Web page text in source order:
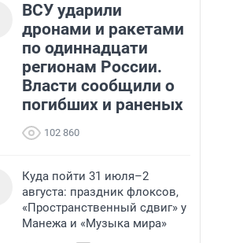
ВСУ ударили
дронами и ракетами
по одиннадцати
регионам России.
Власти сообщили о
погибших и раненых
102 860
Куда пойти 31 июля–2
августа: праздник флоксов,
«Пространственный сдвиг» у
Манежа и «Музыка мира»